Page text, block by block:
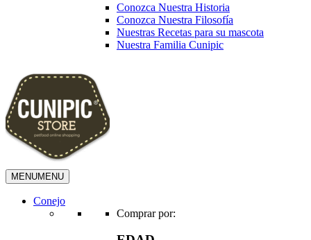
Conozca Nuestra Historia
Conozca Nuestra Filosofía
Nuestras Recetas para su mascota
Nuestra Familia Cunipic
MENUMENU
Conejo
Comprar por: